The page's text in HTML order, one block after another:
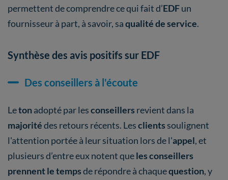
permettent de comprendre ce qui fait d’EDFun
fournisseur à part, à savoir, saqualité de service.
Synthèse des avis positifs sur EDF
Des conseillers à l'écoute
Letonadopté par lesconseillers revient dans la
majoritédes retours récents. Lesclients soulignent
l'attention portée à leur situation lors de l'appel, et
plusieurs d’entre eux notent queles conseillers
prennent le tempsde répondre à chaquequestion, y